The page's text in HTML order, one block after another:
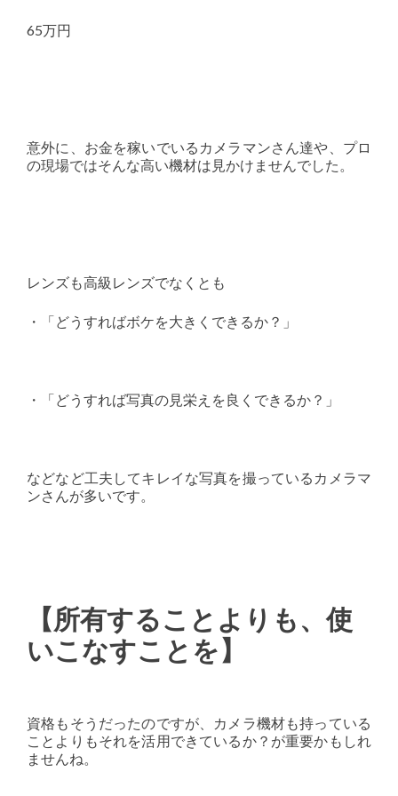
65万円
意外に、お金を稼いでいるカメラマンさん達や、プロ
の現場ではそんな高い機材は見かけませんでした。
レンズも高級レンズでなくとも
・「どうすればボケを大きくできるか？」
・「どうすれば写真の見栄えを良くできるか？」
などなど工夫してキレイな写真を撮っているカメラマ
ンさんが多いです。
【所有することよりも、使
いこなすことを】
資格もそうだったのですが、カメラ機材も持っている
ことよりもそれを活用できているか？が重要かもしれ
ませんね。